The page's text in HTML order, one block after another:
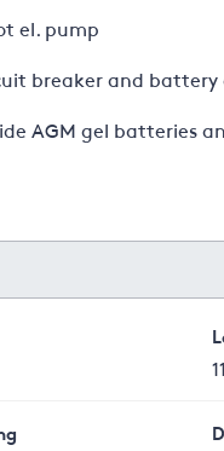
el. pump
breaker and
AGM gel batteries